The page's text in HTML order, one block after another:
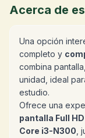
Acerca de
Una opción
completo y
combina
unidad, ideal
estudio.
Ofrece una
pantalla Full
Core i3-N300 ,